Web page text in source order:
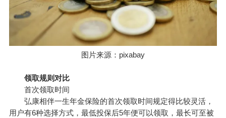
图片来源：pixabay
领取规则对比
首次领取时间
弘康相伴一生年金保险的首次领取时间规定得比较灵活，
用户有6种选择方式，最低投保后5年便可以领取，最长可至被